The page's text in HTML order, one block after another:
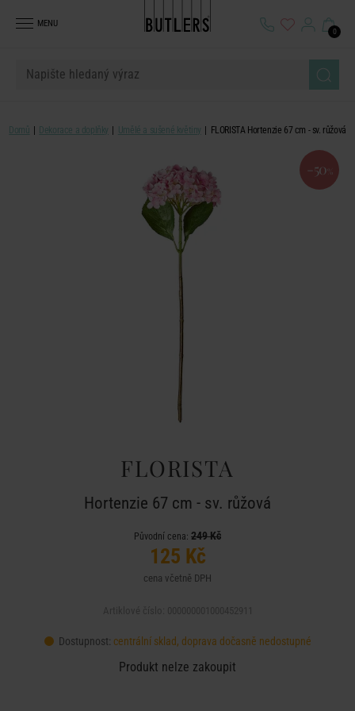
MENU
0
Domů Dekorace a doplňky Umělé a sušené květiny FLORISTA Hortenzie 67 cm - sv. růžová
-50 %
FLORISTA
Hortenzie 67 cm - sv. růžová
Původní cena: 249 Kč
125 Kč
cena včetně DPH
Dostupnost: centrální sklad, doprava dočasně nedostupné
Produkt nelze zakoupit